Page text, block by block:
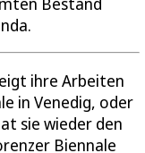
ihre Arbeiten
in Venedig, oder
sie wieder den
Biennale